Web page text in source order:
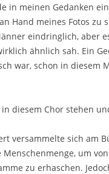
in meinen Gedanken
Hand meines Fotos zu
eindringlich, aber
ähnlich sah. Ein
war, schon in diesem
diesem Chor stehen
versammelte sich am
um
zu erhaschen.